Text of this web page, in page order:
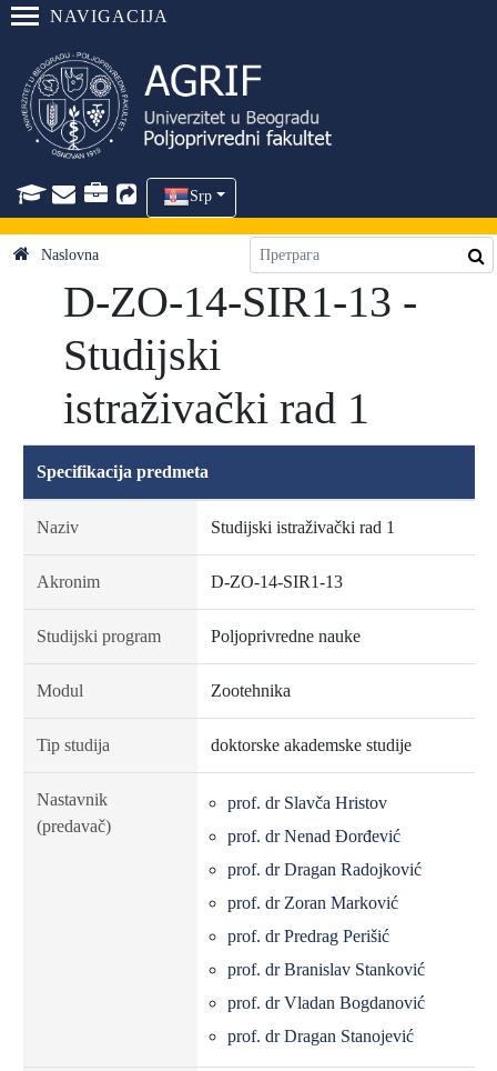
NAVIGACIJA
Srp
Naslovna
D-ZO-14-SIR1-13 -
Studijski
istraživački rad 1
Specifikacija predmeta
Naziv Studijski istraživački rad 1
Akronim D-ZO-14-SIR1-13
Studijski program Poljoprivredne nauke
Modul Zootehnika
Tip studija doktorske akademske studije
Nastavnik
(predavač)
prof. dr Slavča Hristov
prof. dr Nenad Đorđević
prof. dr Dragan Radojković
prof. dr Zoran Marković
prof. dr Predrag Perišić
prof. dr Branislav Stanković
prof. dr Vladan Bogdanović
prof. dr Dragan Stanojević